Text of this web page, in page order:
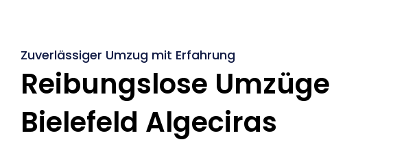
Zuverlässiger Umzug mit Erfahrung
Reibungslose Umzüge
Bielefeld Algeciras